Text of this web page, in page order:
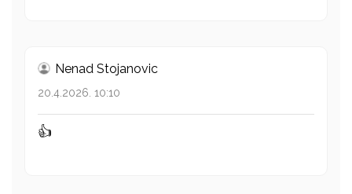
Nenad Stojanovic
20.4.2026. 10:10
👍